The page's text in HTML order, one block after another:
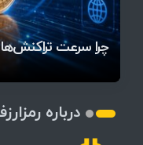
چرا سرعت
آخرین وضعیت بازار
تهدید بیت‌کوین
اتفاق تاریخی در
۱۴۰۵ | بیت‌کوین
تغییر می‌کند
کدامند؟
اتفاق مهم در بازار
تازه‌ترین رسوایی
میز / ۶۲۲ بیت‌کوین کجا رفت؟
بحران بدهی
دلار بیت‌کوین
درباره